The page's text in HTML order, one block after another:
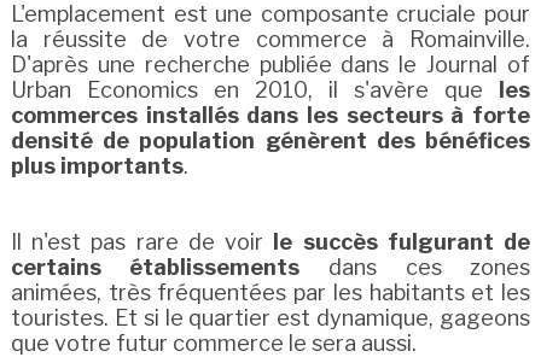
L'emplacement est une composante cruciale pour
la réussite de votre commerce à Romainville.
D'après une recherche publiée dans le Journal of
Urban Economics en 2010, il s'avère que
les
commerces installés dans les secteurs à forte
densité de population génèrent des bénéfices
plus importants.
Il n'est pas rare de voir
le succès fulgurant de
certains établissements dans ces zones
animées, très fréquentées par les habitants et les
touristes. Et si le quartier est dynamique, gageons
que votre futur commerce le sera aussi.